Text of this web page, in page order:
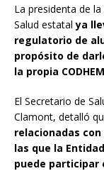
La presidenta de
Salud estatalya
regulatorio de
propósito de
la propia
El Secretario de
Clamont, detalló
relacionadas
las que la
puede participar